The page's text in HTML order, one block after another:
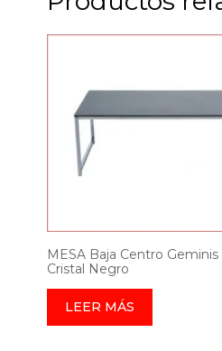
MESA Baja Centro
Cristal Negro
LEER MÁS